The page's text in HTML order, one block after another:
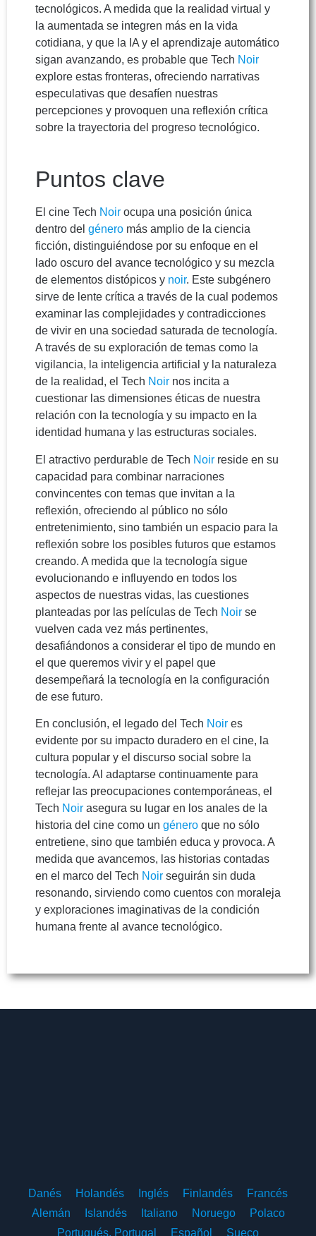
tecnológicos. A medida que la realidad virtual y
la aumentada se integren más en la vida
cotidiana, y que la IA y el aprendizaje automático
sigan avanzando, es probable que Tech Noir
explore estas fronteras, ofreciendo narrativas
especulativas que desafíen nuestras
percepciones y provoquen una reflexión crítica
sobre la trayectoria del progreso tecnológico.
Puntos clave
El cine Tech Noir ocupa una posición única
dentro del género más amplio de la ciencia
ficción, distinguiéndose por su enfoque en el
lado oscuro del avance tecnológico y su mezcla
de elementos distópicos y noir. Este subgénero
sirve de lente crítica a través de la cual podemos
examinar las complejidades y contradicciones
de vivir en una sociedad saturada de tecnología.
A través de su exploración de temas como la
vigilancia, la inteligencia artificial y la naturaleza
de la realidad, el Tech Noir nos incita a
cuestionar las dimensiones éticas de nuestra
relación con la tecnología y su impacto en la
identidad humana y las estructuras sociales.
El atractivo perdurable de Tech Noir reside en su
capacidad para combinar narraciones
convincentes con temas que invitan a la
reflexión, ofreciendo al público no sólo
entretenimiento, sino también un espacio para la
reflexión sobre los posibles futuros que estamos
creando. A medida que la tecnología sigue
evolucionando e influyendo en todos los
aspectos de nuestras vidas, las cuestiones
planteadas por las películas de Tech Noir se
vuelven cada vez más pertinentes,
desafiándonos a considerar el tipo de mundo en
el que queremos vivir y el papel que
desempeñará la tecnología en la configuración
de ese futuro.
En conclusión, el legado del Tech Noir es
evidente por su impacto duradero en el cine, la
cultura popular y el discurso social sobre la
tecnología. Al adaptarse continuamente para
reflejar las preocupaciones contemporáneas, el
Tech Noir asegura su lugar en los anales de la
historia del cine como un género que no sólo
entretiene, sino que también educa y provoca. A
medida que avancemos, las historias contadas
en el marco del Tech Noir seguirán sin duda
resonando, sirviendo como cuentos con moraleja
y exploraciones imaginativas de la condición
humana frente al avance tecnológico.
Danés Holandés Inglés Finlandés
Francés
Alemán
Islandés Italiano Noruego
Polaco
Portugués, Portugal
Español Sueco